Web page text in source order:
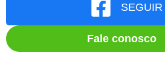
SEGUIR
Fale conosco